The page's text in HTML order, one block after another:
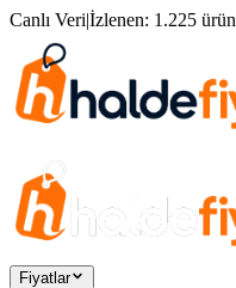
Canlı Veri|İzlenen: 1.225 ürün
Fiyatlar